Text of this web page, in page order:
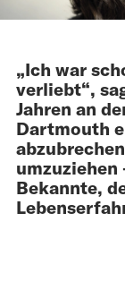
„Ich war
verliebt“,
Jahren an
Dartmouth
umzuziehen
Bekannte,